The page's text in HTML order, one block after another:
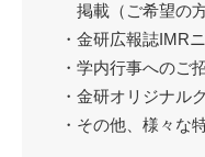
掲載（ご希望の
・金研広報誌IMR
・学内行事へのご
・金研オリジナル
・その他、様々な